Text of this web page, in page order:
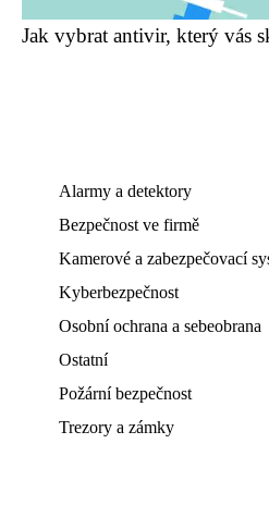
Jak vybrat antivir, který vás
Alarmy a detektory
Bezpečnost ve firmě
Kamerové a zabezpečovací
Kyberbezpečnost
Osobní ochrana a sebeobrana
Ostatní
Požární bezpečnost
Trezory a zámky